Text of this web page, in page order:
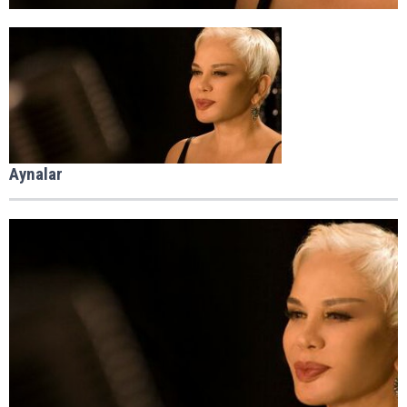
Aynalar